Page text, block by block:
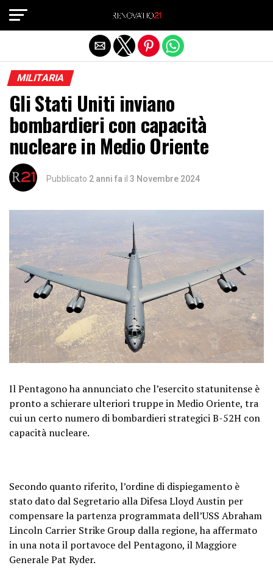
MILITARIA
Gli Stati Uniti inviano
bombardieri con capacità
nucleare in Medio Oriente
Pubblicato 2 anni fa il 3 Novembre 2024
Il Pentagono ha annunciato che l’esercito statunitense è
pronto a schierare ulteriori truppe in Medio Oriente, tra
cui un certo numero di bombardieri strategici B-52H con
capacità nucleare.
Secondo quanto riferito, l’ordine di dispiegamento è
stato dato dal Segretario alla Difesa Lloyd Austin per
compensare la partenza programmata dell’USS Abraham
Lincoln Carrier Strike Group dalla regione, ha affermato
in una nota il portavoce del Pentagono, il Maggiore
Generale Pat Ryder.
Exit mobile version